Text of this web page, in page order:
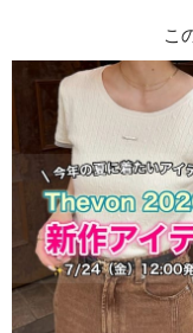
こ